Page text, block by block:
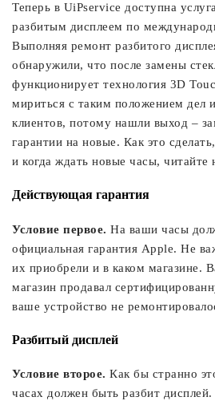
Теперь в UiPservice доступна
разбитым дисплеем по
Выполняя ремонт разбитого
обнаружили, что после замены
функционирует технология 3D
мириться с таким положением дел
клиентов, потому нашли выход –
гарантии на новые. Как это
и когда ждать новые часы, читайте
Действующая гарантия
Условие первое. На ваши часы
официальная гарантия Apple. Не
их приобрели и в каком магазине.
магазин продавал
ваше устройство не
Разбитый дисплей
Условие второе. Как бы странно
часах должен быть разбит